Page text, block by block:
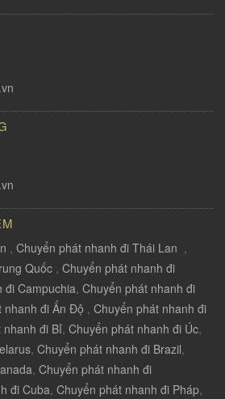
, Chuyển phát nhanh đi Thái Lan ,
Quốc , Chuyển phát nhanh đi
đi Campuchia, Chuyển phát nhanh đi
nhanh đi Ấn Độ , Chuyển phát nhanh đi
nhanh đi Bỉ, Chuyển phát nhanh đi Úc,
, Chuyển phát nhanh đi Brazil,
, Chuyển phát nhanh đi
đi Cuba, Chuyển phát nhanh đi Pháp,